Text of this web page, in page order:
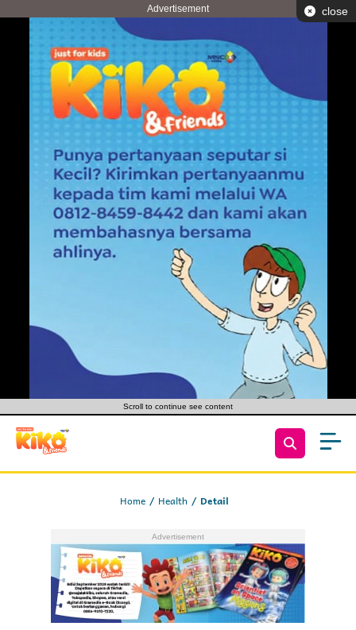
Advertisement close
Scroll to continue see content
Home Health Detail